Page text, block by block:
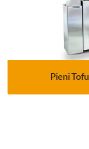
Pieni